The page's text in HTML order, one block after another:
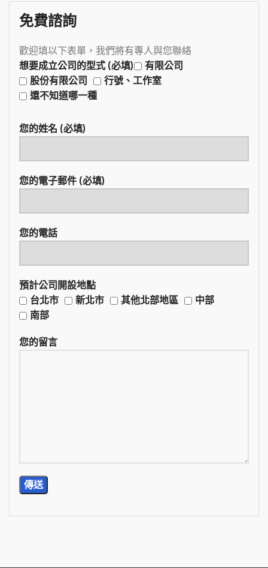
免費諮詢
歡迎填以下表單，我們將有專人與您聯絡
想要成立公司的型式 (必填)
有限公司
股份有限公司
行號、工作室
還不知道哪一種
您的姓名 (必填)
您的電子郵件 (必填)
您的電話
預計公司開設地點
台北市
新北市 其他北部地區
中部
南部
您的留言